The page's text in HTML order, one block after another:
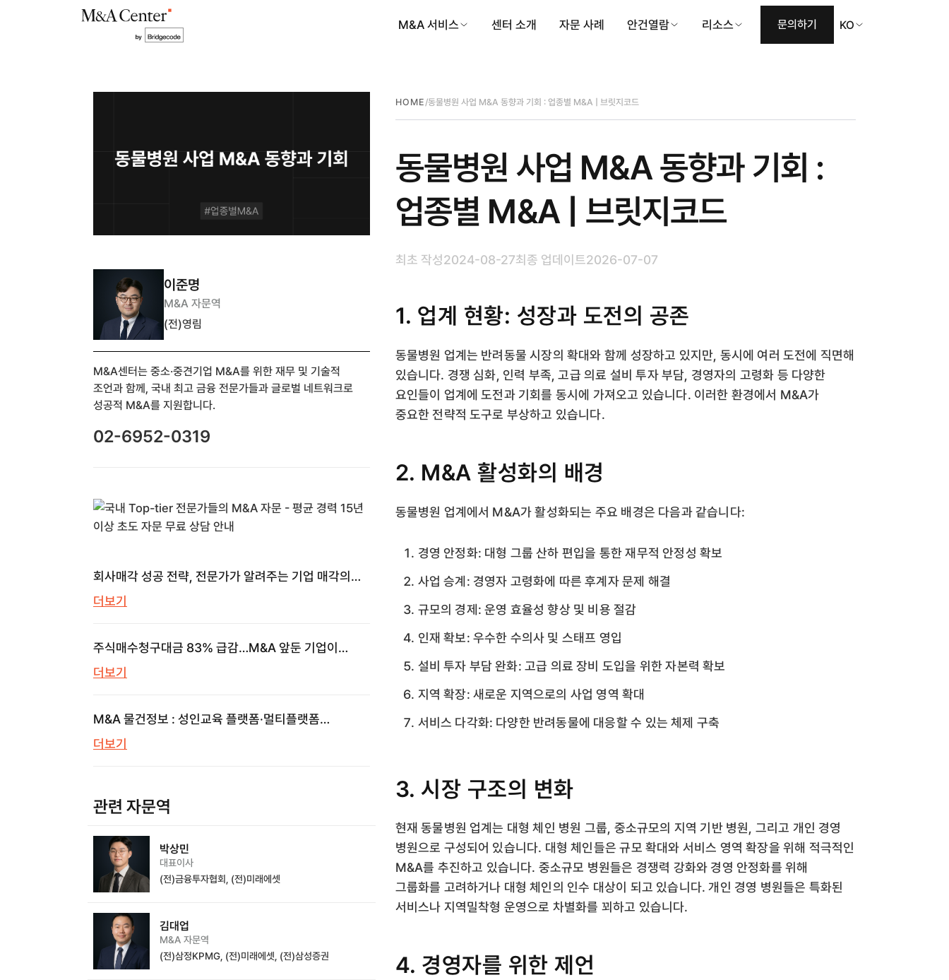
M&A 서비스 센터 소개 자문 사례 안건열람 리소스 문의하기 KO
이준명
M&A 자문역
(전)영림
M&A센터는 중소·중견기업 M&A를 위한 재무 및 기술적
조언과 함께, 국내 최고 금융 전문가들과 글로벌 네트워크로
성공적 M&A를 지원합니다.
02-6952-0319
회사매각 성공 전략, 전문가가 알려주는 기업 매각의
모든 것 | M&A센터 | M&A 센터
더보기
주식매수청구대금 83% 급감…M&A 앞둔 기업이
놓치면 안 될 신호
더보기
M&A 물건정보 : 성인교육 플랫폼·멀티플랫폼
의류쇼핑몰·프롭테크 | 브릿지코드 M&A센터·
더보기
관련 자문역
박상민
대표이사
(전)금융투자협회, (전)미래에셋
김대업
M&A 자문역
(전)삼정KPMG, (전)미래에셋, (전)삼성증권
HOME /동물병원 사업 M&A 동향과 기회 : 업종별 M&A | 브릿지코드
동물병원 사업 M&A 동향과 기회 :
업종별 M&A | 브릿지코드
최초 작성2024-08-27최종 업데이트2026-07-07
1. 업계 현황: 성장과 도전의 공존
동물병원 업계는 반려동물 시장의 확대와 함께 성장하고 있지만, 동시에 여러 도전에 직면해
있습니다. 경쟁 심화, 인력 부족, 고급 의료 설비 투자 부담, 경영자의 고령화 등 다양한
요인들이 업계에 도전과 기회를 동시에 가져오고 있습니다. 이러한 환경에서 M&A가
중요한 전략적 도구로 부상하고 있습니다.
2. M&A 활성화의 배경
동물병원 업계에서 M&A가 활성화되는 주요 배경은 다음과 같습니다:
경영 안정화: 대형 그룹 산하 편입을 통한 재무적 안정성 확보
사업 승계: 경영자 고령화에 따른 후계자 문제 해결
규모의 경제: 운영 효율성 향상 및 비용 절감
인재 확보: 우수한 수의사 및 스태프 영입
설비 투자 부담 완화: 고급 의료 장비 도입을 위한 자본력 확보
지역 확장: 새로운 지역으로의 사업 영역 확대
서비스 다각화: 다양한 반려동물에 대응할 수 있는 체제 구축
3. 시장 구조의 변화
현재 동물병원 업계는 대형 체인 병원 그룹, 중소규모의 지역 기반 병원, 그리고 개인 경영
병원으로 구성되어 있습니다. 대형 체인들은 규모 확대와 서비스 영역 확장을 위해 적극적인
M&A를 추진하고 있습니다. 중소규모 병원들은 경쟁력 강화와 경영 안정화를 위해
그룹화를 고려하거나 대형 체인의 인수 대상이 되고 있습니다. 개인 경영 병원들은 특화된
서비스나 지역밀착형 운영으로 차별화를 꾀하고 있습니다.
4. 경영자를 위한 제언